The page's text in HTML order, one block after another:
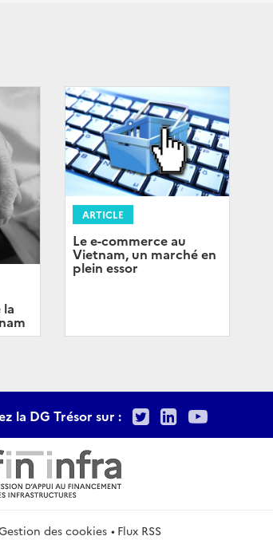
la
ARTICLE
Le e-commerce au
Vietnam, un marché en
plein essor
la DG Trésor sur : TwitterLinkedIn
Youtube
des cookies Flux RSS